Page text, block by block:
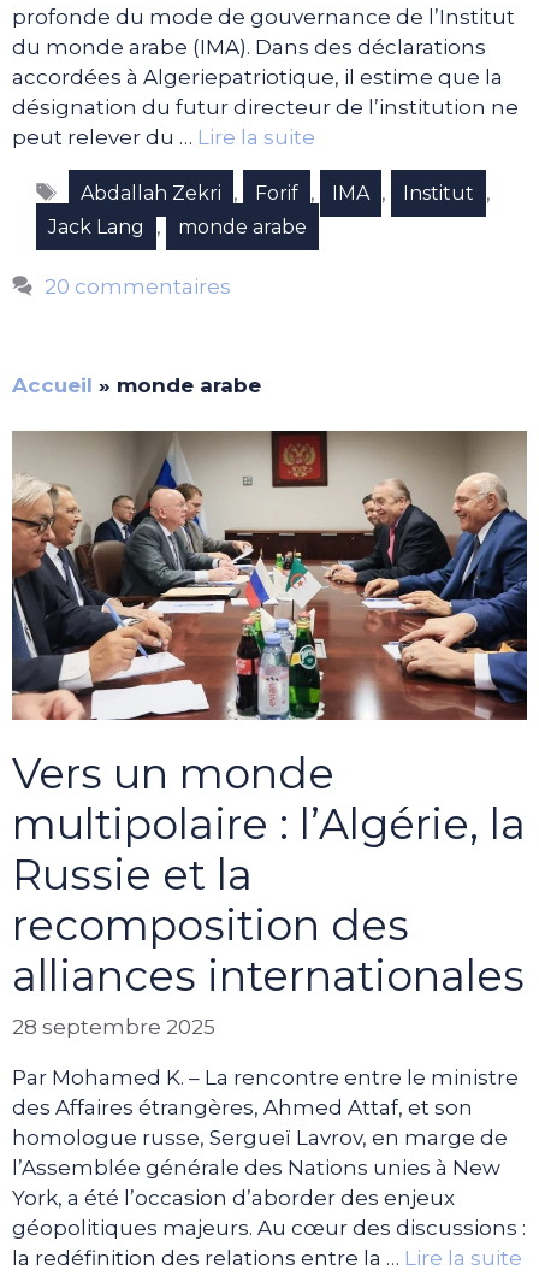
profonde du mode de gouvernance de l’Institut
du monde arabe (IMA). Dans des déclarations
accordées à Algeriepatriotique, il estime que la
désignation du futur directeur de l’institution ne
peut relever du … Lire la suite
Étiquettes
Abdallah Zekri , Forif , IMA , Institut ,
Jack Lang , monde arabe
20 commentaires
Accueil » monde arabe
Vers un monde
multipolaire : l’Algérie, la
Russie et la
recomposition des
alliances internationales
28 septembre 2025
Par Mohamed K. – La rencontre entre le ministre
des Affaires étrangères, Ahmed Attaf, et son
homologue russe, Sergueï Lavrov, en marge de
l’Assemblée générale des Nations unies à New
York, a été l’occasion d’aborder des enjeux
géopolitiques majeurs. Au cœur des discussions :
la redéfinition des relations entre la … Lire la suite